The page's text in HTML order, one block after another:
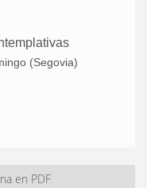
(Segovia)
en PDF